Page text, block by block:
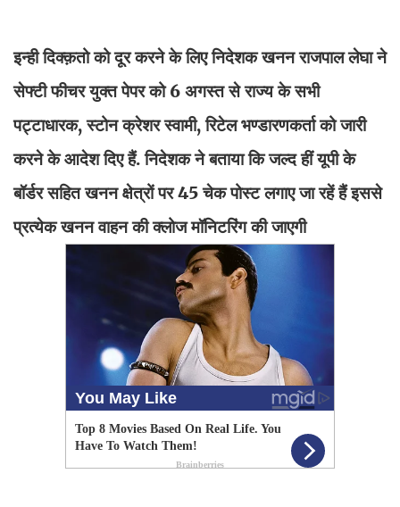
इन्ही दिक्क़तो को दूर करने के लिए निदेशक खनन राजपाल लेघा ने
सेफ्टी फीचर युक्त पेपर को 6 अगस्त से राज्य के सभी
पट्टाधारक, स्टोन क्रेशर स्वामी, रिटेल भण्डारणकर्ता को जारी
करने के आदेश दिए हैं. निदेशक ने बताया कि जल्द हीं यूपी के
बॉर्डर सहित खनन क्षेत्रों पर 45 चेक पोस्ट लगाए जा रहें हैं इससे
प्रत्येक खनन वाहन की क्लोज मॉनिटरिंग की जाएगी